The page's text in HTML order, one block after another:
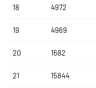
18 4972
19 4969
20 1682
21 15844